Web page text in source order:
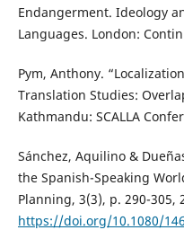
Endangerment. Ideology
Languages. London:
Pym, Anthony.
Translation Studies:
Kathmandu: SCALLA
Sánchez, Aquilino &
the Spanish-Speaking
Planning, 3(3), p. 290-305,
https://doi.org/10.1080/